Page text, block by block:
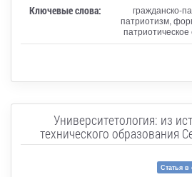
Ключевые слова:
гражданско-
патриотизм,
Университетология: из
технического образования
Статья